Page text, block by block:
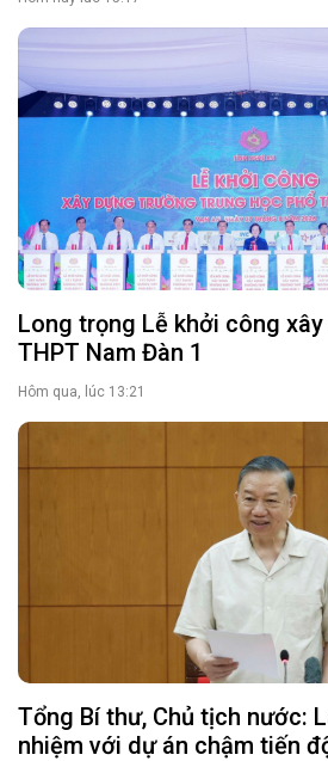
Long trọng Lễ khởi công
THPT Nam Đàn 1
Hôm qua, lúc 13:21
Tổng Bí thư, Chủ tịch nước:
nhiệm với dự án chậm tiến